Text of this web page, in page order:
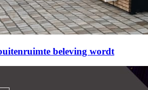
beleving wordt